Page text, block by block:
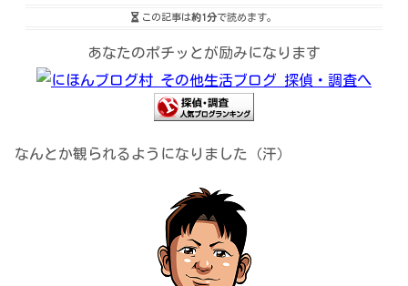
この記事は約1分で読めます。
あなたのポチッとが励みになります
なんとか観られるようになりました（汗）